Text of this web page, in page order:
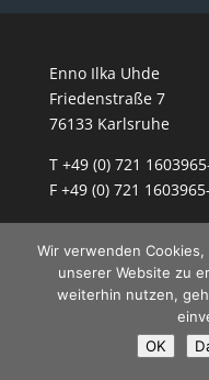
Enno Ilka Uhde
Friedenstraße 7
76133 Karlsruhe
T +49 (0) 721
F +49 (0) 721
www.enno-uhde.de
Wir verwenden
unserer Website zu
weiterhin nutzen,
OK